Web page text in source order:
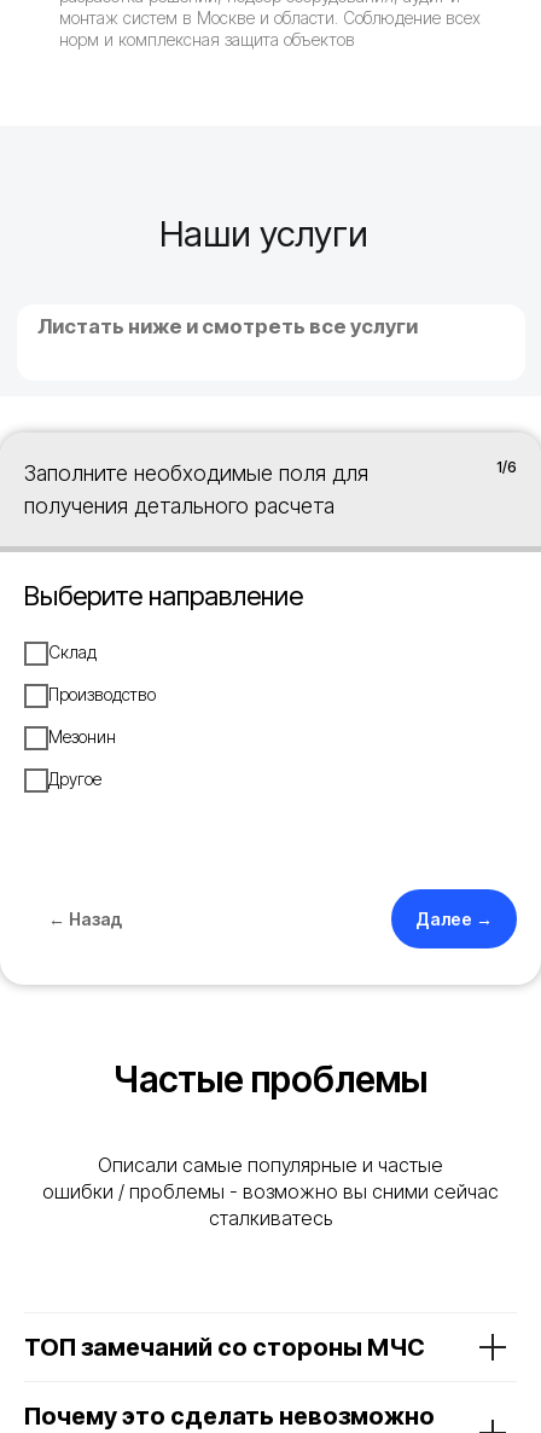
монтаж систем в Москве и области. Соблюдение всех
норм и комплексная защита объектов
Заполните необходимые поля для
получения детального расчета
1/6
Выберите направление
Склад
Производство
Мезонин
Другое
← Назад Далее →
Частые проблемы
Описали самые популярные и частые
ошибки / проблемы - возможно вы сними сейчас
сталкиватесь
ТОП замечаний со стороны МЧС
Почему это сделать невозможно